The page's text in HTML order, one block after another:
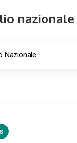
nazionale
Nazionale